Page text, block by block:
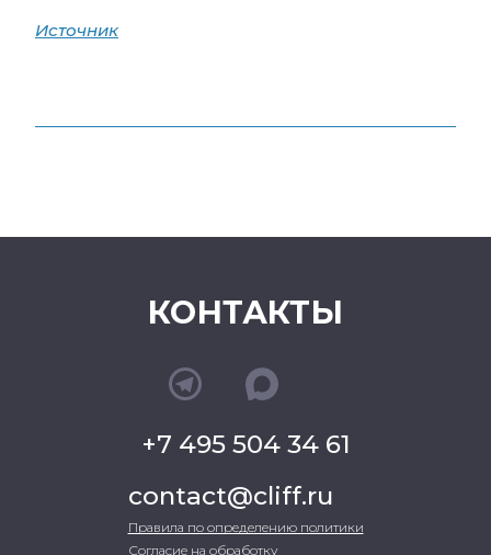
Источник
КОНТАКТЫ
+7 495 504 34 61
contact@cliff.ru
Правила по определению политики
Согласие на обработку